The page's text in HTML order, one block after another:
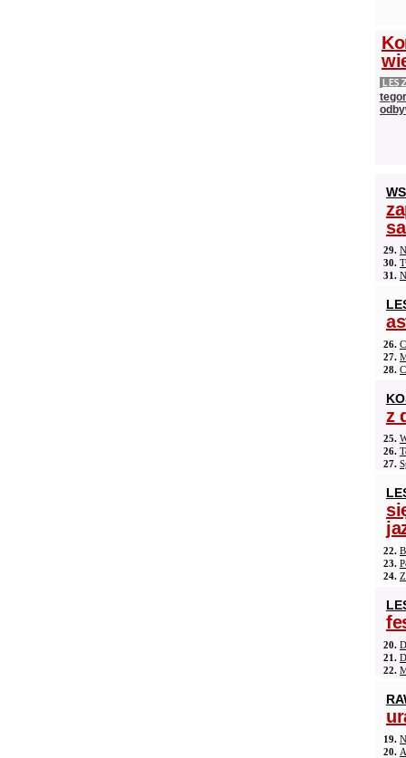
29.
30.
31.
26.
27.
28.
z
25.
26.
27.
22.
23.
24.
20.
21.
22.
19.
20.